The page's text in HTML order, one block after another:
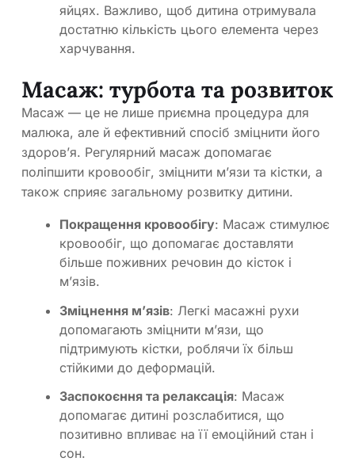
яйцях. Важливо, щоб дитина отримувала
достатню кількість цього елемента через
харчування.
Масаж: турбота та розвиток
Масаж — це не лише приємна процедура для
малюка, але й ефективний спосіб зміцнити його
здоров’я. Регулярний масаж допомагає
поліпшити кровообіг, зміцнити м’язи та кістки, а
також сприяє загальному розвитку дитини.
Покращення кровообігу: Масаж стимулює
кровообіг, що допомагає доставляти
більше поживних речовин до кісток і
м’язів.
Зміцнення м’язів: Легкі масажні рухи
допомагають зміцнити м’язи, що
підтримують кістки, роблячи їх більш
стійкими до деформацій.
Заспокоєння та релаксація: Масаж
допомагає дитині розслабитися, що
позитивно впливає на її емоційний стан і
сон.